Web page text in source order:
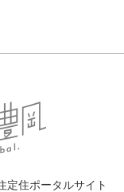
定住ポータルサイト